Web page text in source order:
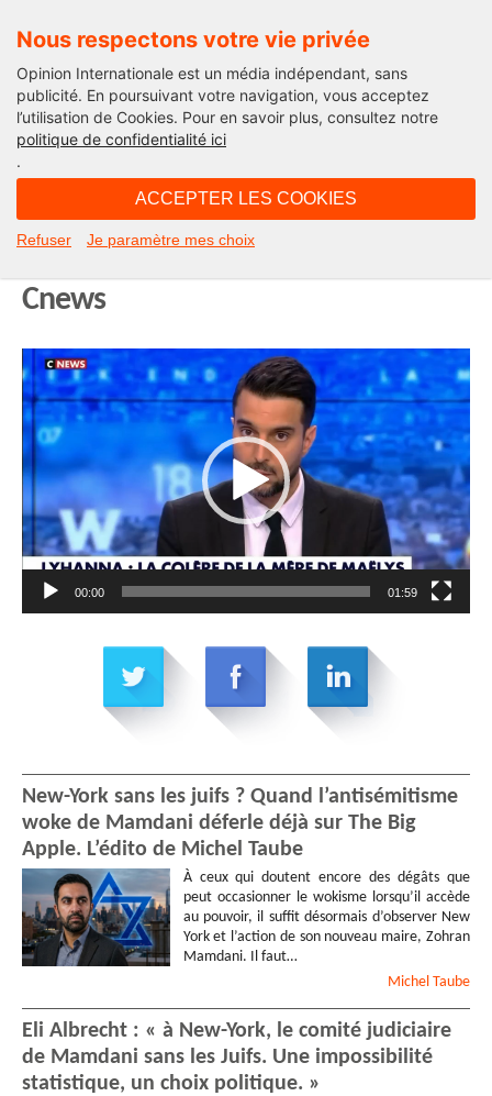
Nous respectons votre vie privée
Opinion Internationale est un média indépendant, sans
publicité. En poursuivant votre navigation, vous acceptez
l’utilisation de Cookies. Pour en savoir plus, consultez notre
politique de confidentialité ici
.
ACCEPTER LES COOKIES
Refuser Je paramètre mes choix
Edito
Il faut rétablir un secrétaire d’Etat
Cnews
Lecteur
vidéo
00:00 01:59
New-York sans les juifs ? Quand l’antisémitisme
woke de Mamdani déferle déjà sur The Big
Apple. L’édito de Michel Taube
À ceux qui doutent encore des dégâts que
peut occasionner le wokisme lorsqu’il accède
au pouvoir, il suffit désormais d’observer New
York et l’action de son nouveau maire, Zohran
Mamdani. Il faut…
Michel Taube
Eli Albrecht : « à New-York, le comité judiciaire
de Mamdani sans les Juifs. Une impossibilité
statistique, un choix politique. »